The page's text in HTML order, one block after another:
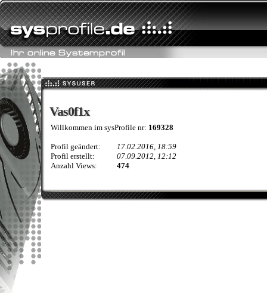
Vas0f1x
Vas0f1x
Willkommen im sysProfile nr: 169328
Profil geändert:
17.02.2016, 18:59
Profil erstellt:
07.09.2012, 12:12
Anzahl Views:
474